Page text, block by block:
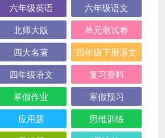
六年级英语
六年级语文
北师大版
单元测试卷
四大名著
四年级下册语文
四年级语文
复习资料
寒假作业
寒假预习
应用题
思维训练